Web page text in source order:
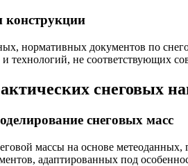
конструкции
нормативных документов по
технологий, не соответствующих
снеговых
снеговых масс
массы на основе
адаптированных под